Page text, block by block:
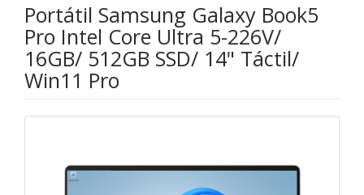
Portátil Samsung Galaxy Book5
Pro Intel Core Ultra 5-226V/
16GB/ 512GB SSD/ 14" Táctil/
Win11 Pro